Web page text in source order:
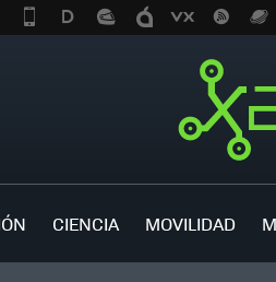
CIENCIA MOVILIDAD